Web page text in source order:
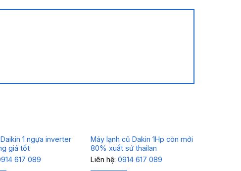
1 ngựa inverter
giá tốt
617 089
Máy lạnh cũ Dakin 1Hp còn mới
80% xuất sứ thailan
Liên hệ: 0914 617 089